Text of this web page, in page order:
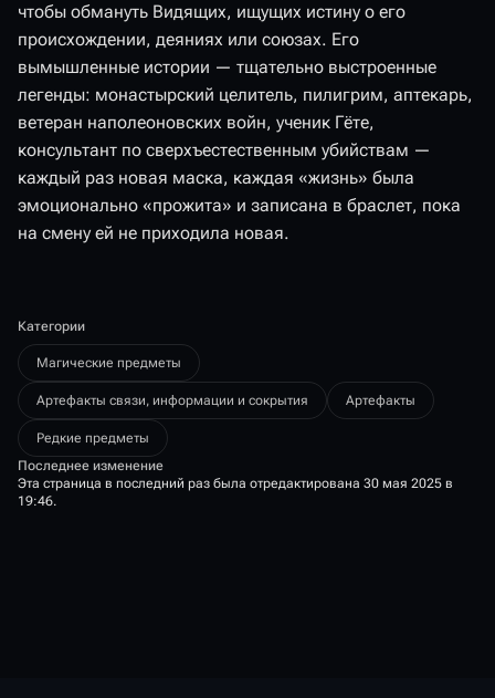
чтобы обмануть Видящих, ищущих истину о его
происхождении, деяниях или союзах. Его
вымышленные истории — тщательно выстроенные
легенды: монастырский целитель, пилигрим, аптекарь,
ветеран наполеоновских войн, ученик Гёте,
консультант по сверхъестественным убийствам —
каждый раз новая маска, каждая «жизнь» была
эмоционально «прожита» и записана в браслет, пока
на смену ей не приходила новая.
Категории
Магические предметы
Артефакты связи, информации и сокрытия Артефакты
Редкие предметы
Последнее изменение
Эта страница в последний раз была отредактирована 30 мая 2025 в
19:46.